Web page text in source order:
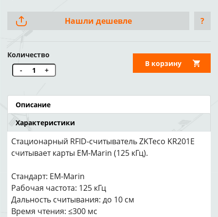
Нашли дешевле ?
Количество
-
+
В корзину
Описание
Характеристики
Стационарный RFID-считыватель ZKTeco KR201E
считывает карты EM-Marin (125 кГц).
Стандарт: EM-Marin
Рабочая частота: 125 кГц
Дальность считывания: до 10 см
Время чтения: ≤300 мс